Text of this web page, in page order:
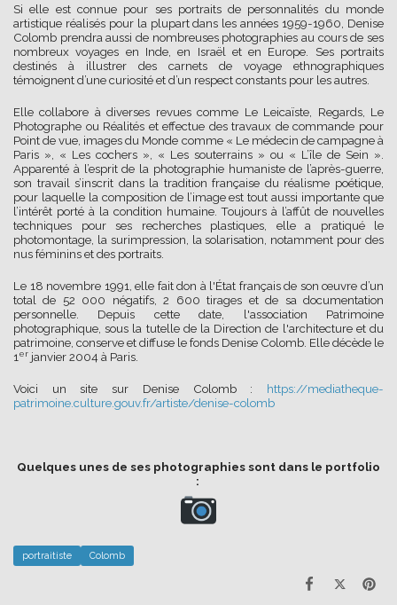
Si elle est connue pour ses portraits de personnalités du monde
artistique réalisés pour la plupart dans les années 1959-1960, Denise
Colomb prendra aussi de nombreuses photographies au cours de ses
nombreux voyages en Inde, en Israël et en Europe. Ses portraits
destinés à illustrer des carnets de voyage ethnographiques
témoignent d’une curiosité et d’un respect constants pour les autres.
Elle collabore à diverses revues comme Le Leicaïste, Regards, Le
Photographe ou Réalités et effectue des travaux de commande pour
Point de vue, images du Monde comme « Le médecin de campagne à
Paris », « Les cochers », « Les souterrains » ou « L’île de Sein ».
Apparenté à l’esprit de la photographie humaniste de l’après-guerre,
son travail s’inscrit dans la tradition française du réalisme poétique,
pour laquelle la composition de l’image est tout aussi importante que
l’intérêt porté à la condition humaine. Toujours à l’affût de nouvelles
techniques pour ses recherches plastiques, elle a pratiqué le
photomontage, la surimpression, la solarisation, notamment pour des
nus féminins et des portraits.
Le 18 novembre 1991, elle fait don à l'État français de son œuvre d’un
total de 52 000 négatifs, 2 600 tirages et de sa documentation
personnelle. Depuis cette date, l'association Patrimoine
photographique, sous la tutelle de la Direction de l'architecture et du
patrimoine, conserve et diffuse le fonds Denise Colomb. Elle décède le
1 er janvier 2004 à Paris.
Voici un site sur Denise Colomb : https://mediatheque-
patrimoine.culture.gouv.fr/artiste/denise-colomb
Quelques unes de ses photographies sont dans le portfolio
:
portraitiste Colomb